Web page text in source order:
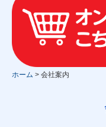
品質管理
商品紹介
リンク
ホーム 会社案内